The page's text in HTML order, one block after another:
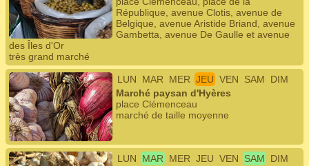
République, avenue Clotis, avenue de
Belgique, avenue Aristide Briand, avenue
Gambetta, avenue De Gaulle et avenue
des Îles d'Or
très grand marché
LUN MAR MER JEU VEN SAM
DIM
Marché paysan d'Hyères
place Clémenceau
marché de taille moyenne
LUN MAR MER JEU VEN SAM
DIM